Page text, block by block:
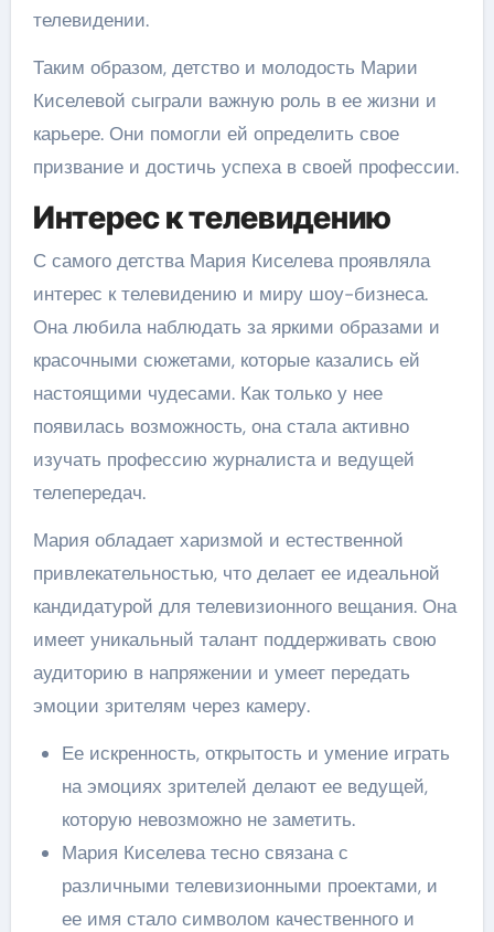
телевидении.
Таким образом, детство и молодость Марии
Киселевой сыграли важную роль в ее жизни и
карьере. Они помогли ей определить свое
призвание и достичь успеха в своей профессии.
Интерес к телевидению
С самого детства Мария Киселева проявляла
интерес к телевидению и миру шоу-бизнеса.
Она любила наблюдать за яркими образами и
красочными сюжетами, которые казались ей
настоящими чудесами. Как только у нее
появилась возможность, она стала активно
изучать профессию журналиста и ведущей
телепередач.
Мария обладает харизмой и естественной
привлекательностью, что делает ее идеальной
кандидатурой для телевизионного вещания. Она
имеет уникальный талант поддерживать свою
аудиторию в напряжении и умеет передать
эмоции зрителям через камеру.
Ее искренность, открытость и умение играть
на эмоциях зрителей делают ее ведущей,
которую невозможно не заметить.
Мария Киселева тесно связана с
различными телевизионными проектами, и
ее имя стало символом качественного и